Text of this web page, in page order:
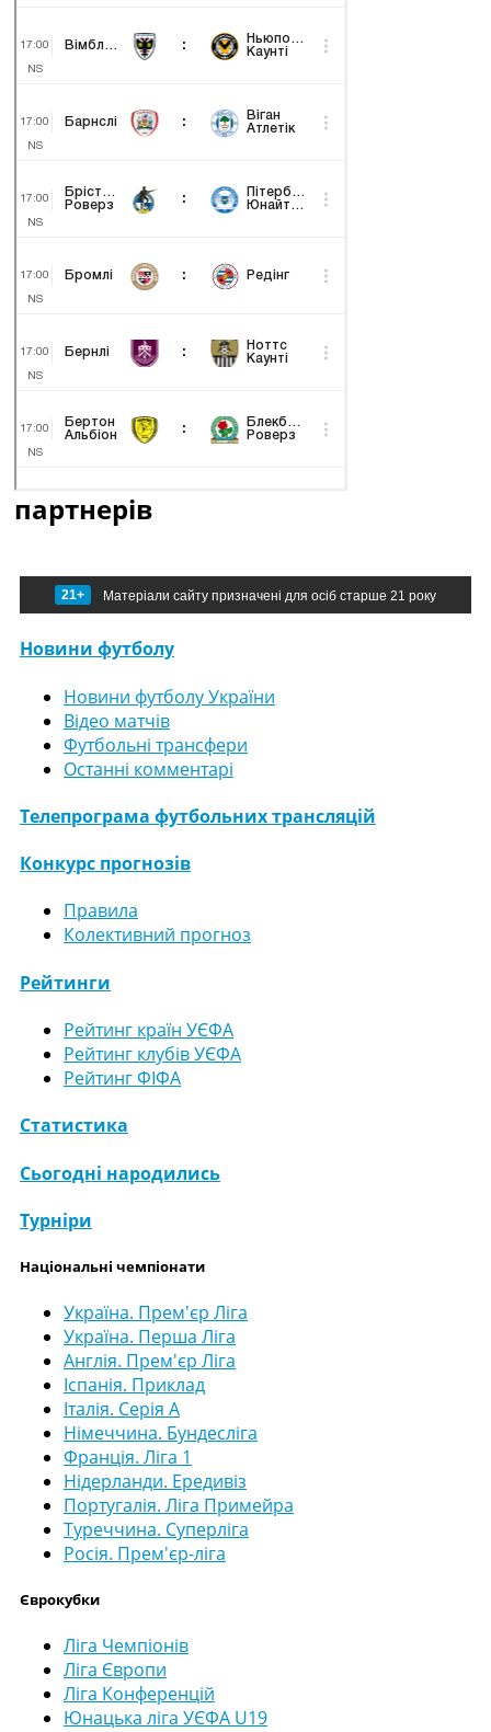
партнерів
21+ Матеріали сайту призначені для осіб старше 21 року
Новини футболу
Новини футболу України
Відео матчів
Футбольні трансфери
Останні комментарі
Телепрограма футбольних трансляцій
Конкурс прогнозів
Правила
Колективний прогноз
Рейтинги
Рейтинг країн УЄФА
Рейтинг клубів УЄФА
Рейтинг ФІФА
Статистика
Сьогодні народились
Турніри
Національні чемпіонати
Україна. Прем'єр Ліга
Україна. Перша Ліга
Англія. Прем'єр Ліга
Іспанія. Приклад
Італія. Серія А
Німеччина. Бундесліга
Франція. Ліга 1
Нідерланди. Ередивіз
Португалія. Ліга Примейра
Туреччина. Суперліга
Росія. Прем'єр-ліга
Єврокубки
Ліга Чемпіонів
Ліга Європи
Ліга Конференцій
Юнацька ліга УЄФА U19